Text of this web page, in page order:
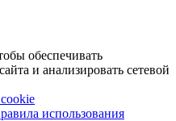
обеспечивать
и анализировать сетевой
использования